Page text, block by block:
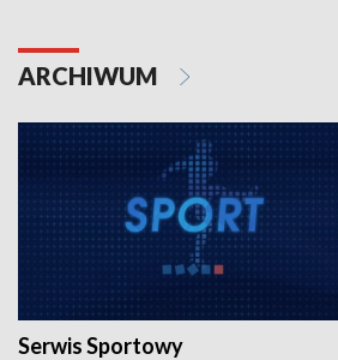
ARCHIWUM
Serwis Sportowy